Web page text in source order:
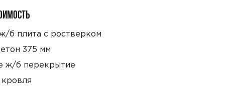
б плита с ростверком
375 мм
ж/б перекрытие